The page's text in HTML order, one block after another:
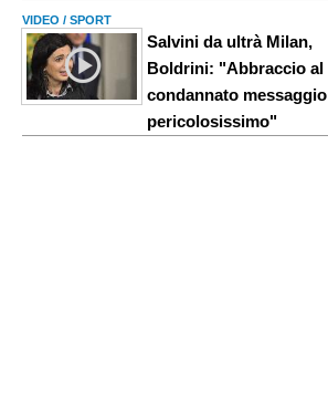
VIDEO / SPORT
Salvini da ultrà Milan,
Boldrini: "Abbraccio al
condannato messaggio
pericolosissimo"